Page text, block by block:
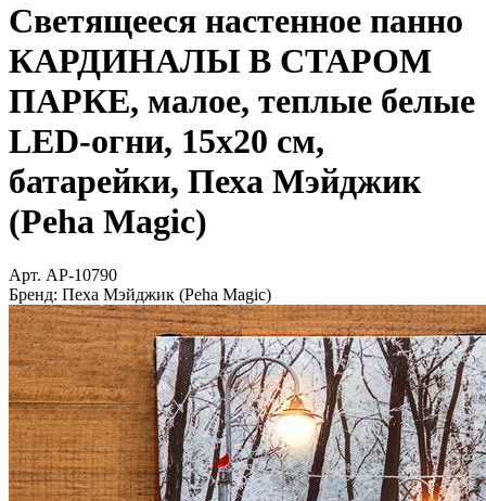
Светящееся настенное панно
КАРДИНАЛЫ В СТАРОМ
ПАРКЕ, малое, теплые белые
LED-огни, 15х20 см,
батарейки, Пеха Мэйджик
(Peha Magic)
Арт. AP-10790
Бренд: Пеха Мэйджик (Peha Magic)